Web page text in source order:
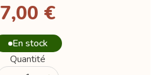
7,00 €
En stock
Quantité